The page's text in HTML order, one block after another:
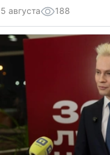
5 августа 188